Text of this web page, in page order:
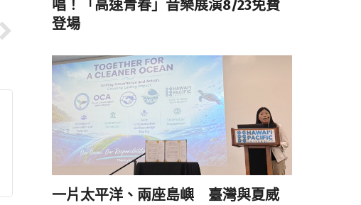
唱！「高速青春」音樂展演8/23免費
登場
一片太平洋、兩座島嶼 臺灣與夏威